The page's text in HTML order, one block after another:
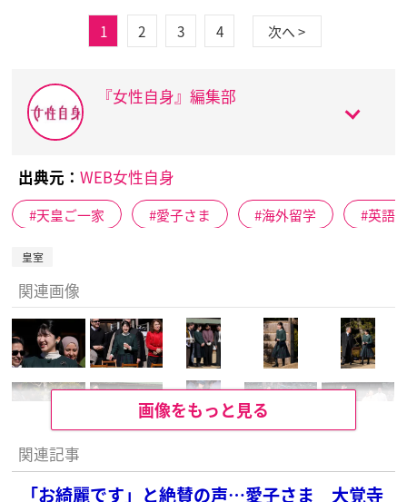
1 2 3 4 次へ >
『女性自身』編集部
出典元： WEB女性自身
天皇ご一家 愛子さま 海外留学 英語
皇室
関連画像
画像をもっと見る
関連記事
「お綺麗です」と絶賛の声…愛子さま 大覚寺